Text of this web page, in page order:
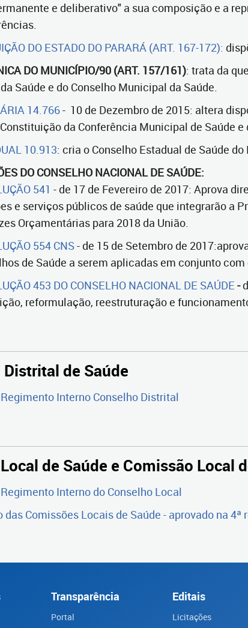
e deliberativo" a sua composição e a
DO ESTADO DO PARARÁ (ART. 167-172):
DO MUNICÍPIO/90 (ART. 157/161): trata da
Saúde e do Conselho Municipal da Saúde.
14.766- 10 de Dezembro de 2015: altera
da Conferência Municipal de Saúde
10.913: cria o Conselho Estadual de Saúde do
DO CONSELHO NACIONAL DE SAÚDE:
541 - de 17 de Fevereiro de 2017: Aprova
e serviços públicos de saúde que integrarão a
Orçamentárias para 2018 da União.
554 CNS- de 15 de Setembro de
de Saúde a serem aplicadas em conjunto
453 DO CONSELHO NACIONAL DE SAÚDE -
reformulação, reestruturação e
de Saúde
Interno Conselho Distrital
de Saúde e Comissão Local
Interno do Conselho Local
das Comissões Locais de Saúde - aprovado na
Transparência
Portal
Editais
Licitações